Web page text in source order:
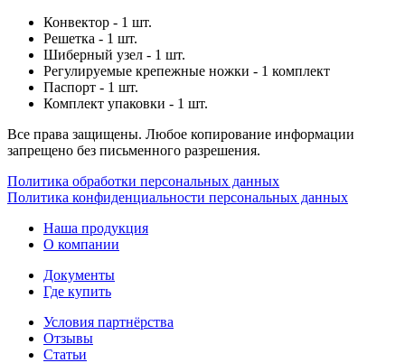
Конвектор - 1 шт.
Решетка - 1 шт.
Шиберный узел - 1 шт.
Регулируемые крепежные ножки - 1 комплект
Паспорт - 1 шт.
Комплект упаковки - 1 шт.
Все права защищены. Любое копирование информации
запрещено без письменного разрешения.
Политика обработки персональных данных
Политика конфиденциальности персональных данных
Наша продукция
О компании
Документы
Где купить
Условия партнёрства
Отзывы
Статьи